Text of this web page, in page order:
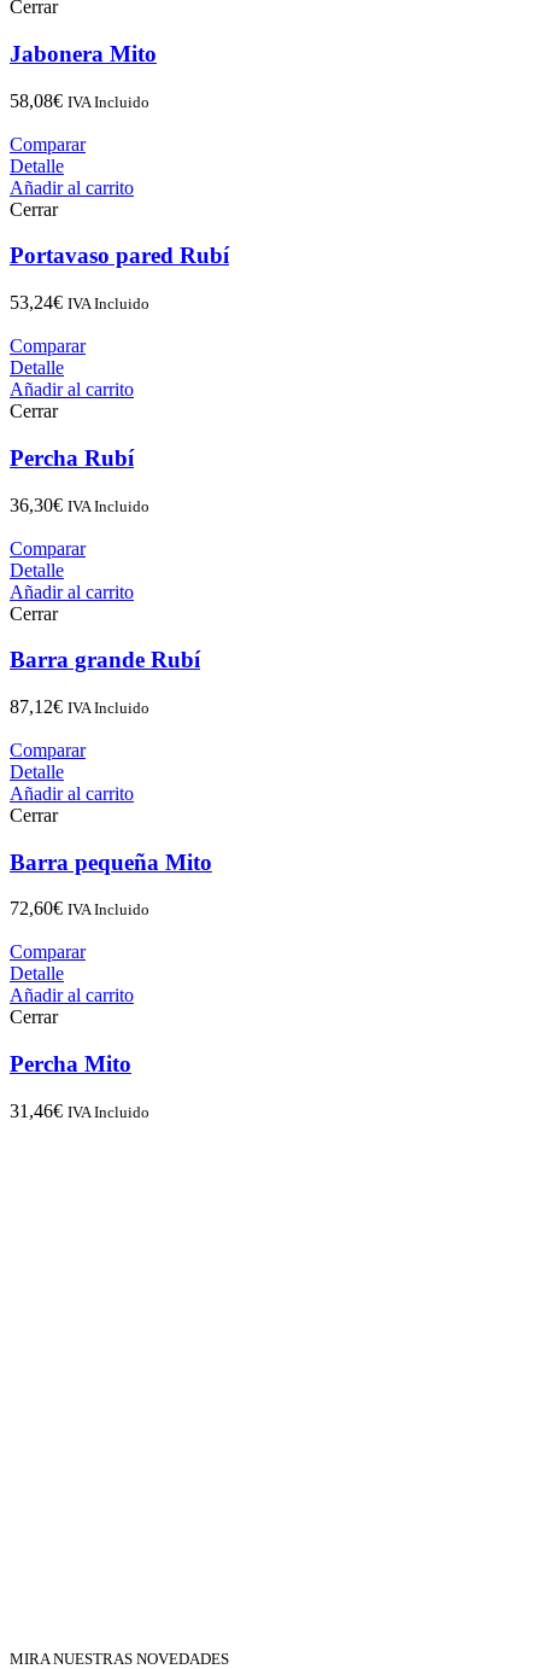
Cerrar
Jabonera Mito
58,08€ IVA Incluido
Comparar
Detalle
Añadir al carrito
Cerrar
Portavaso pared Rubí
53,24€ IVA Incluido
Comparar
Detalle
Añadir al carrito
Cerrar
Percha Rubí
36,30€ IVA Incluido
Comparar
Detalle
Añadir al carrito
Cerrar
Barra grande Rubí
87,12€ IVA Incluido
Comparar
Detalle
Añadir al carrito
Cerrar
Barra pequeña Mito
72,60€ IVA Incluido
Comparar
Detalle
Añadir al carrito
Cerrar
Percha Mito
31,46€ IVA Incluido
MIRA NUESTRAS NOVEDADES